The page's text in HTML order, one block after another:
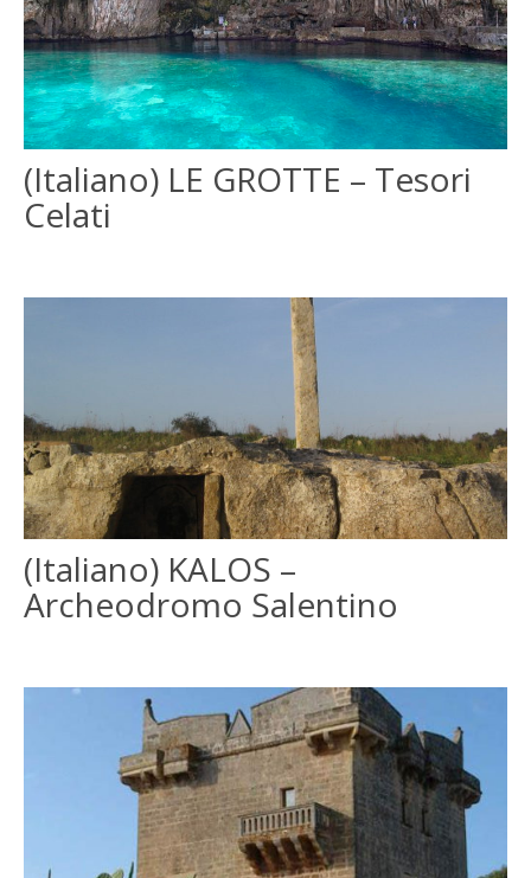
(Italiano) LE GROTTE – Tesori
Celati
(Italiano) KALOS –
Archeodromo Salentino